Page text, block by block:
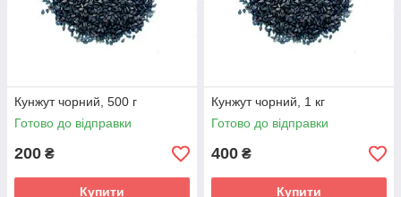
Кунжут чорний, 500 г
Готово до відправки
200 ₴
Купити
Кунжут чорний, 1 кг
Готово до відправки
400 ₴
Купити